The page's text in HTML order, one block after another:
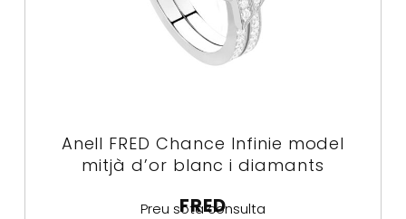
Anell FRED Chance Infinie model
mitjà d’or blanc i diamants
FRED
Preu sota consulta